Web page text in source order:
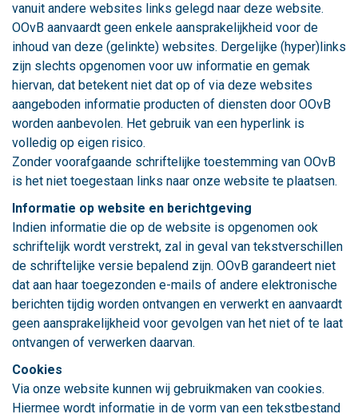
vanuit andere websites links gelegd naar deze website.
OOvB aanvaardt geen enkele aansprakelijkheid voor de
inhoud van deze (gelinkte) websites. Dergelijke (hyper)links
zijn slechts opgenomen voor uw informatie en gemak
hiervan, dat betekent niet dat op of via deze websites
aangeboden informatie producten of diensten door OOvB
worden aanbevolen. Het gebruik van een hyperlink is
volledig op eigen risico.
Zonder voorafgaande schriftelijke toestemming van OOvB
is het niet toegestaan links naar onze website te plaatsen.
Informatie op website en berichtgeving
Indien informatie die op de website is opgenomen ook
schriftelijk wordt verstrekt, zal in geval van tekstverschillen
de schriftelijke versie bepalend zijn. OOvB garandeert niet
dat aan haar toegezonden e-mails of andere elektronische
berichten tijdig worden ontvangen en verwerkt en aanvaardt
geen aansprakelijkheid voor gevolgen van het niet of te laat
ontvangen of verwerken daarvan.
Cookies
Via onze website kunnen wij gebruikmaken van cookies.
Hiermee wordt informatie in de vorm van een tekstbestand